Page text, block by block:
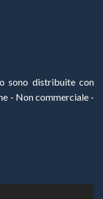
sono distribuite con
- Non commerciale -